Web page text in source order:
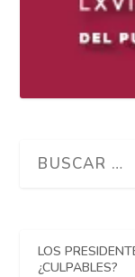
LOS
¿CULPABLES?